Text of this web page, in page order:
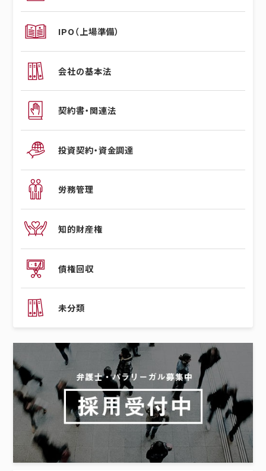
IPO（上場準備）
会社の基本法
契約書・関連法
投資契約・資金調達
労務管理
知的財産権
債権回収
未分類